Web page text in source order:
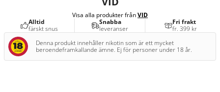
Visa alla produkter frånVID
Alltid
färskt snus
Snabba
leveranser
Fri frakt
fr. 399 kr
Denna produkt innehåller nikotin som är ett mycket
beroendeframkallande ämne. Ej för personer under 18 år.